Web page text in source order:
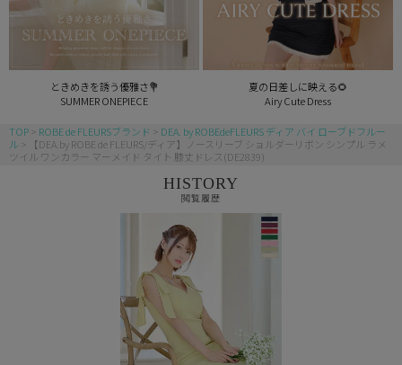
ときめきを誘う優雅さ💐
SUMMER ONEPIECE
夏の日差しに映える🌻
Airy Cute Dress
TOP ROBE de FLEURSブランド
DEA. by ROBEdeFLEURS ディア バイ ローブドフルー
ル
【DEA.by ROBE de FLEURS/ディア】ノースリーブ ショルダーリボン シンプル ラメ
ツイル ワンカラー マーメイド タイト 膝丈ドレス(DE2839)
HISTORY
閲覧履歴